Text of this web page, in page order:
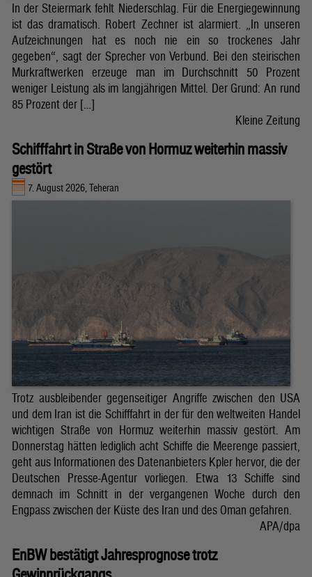
In der Steiermark fehlt Niederschlag. Für die Energiegewinnung
ist das dramatisch. Robert Zechner ist alarmiert. „In unseren
Aufzeichnungen hat es noch nie ein so trockenes Jahr
gegeben“, sagt der Sprecher von Verbund. Bei den steirischen
Murkraftwerken erzeuge man im Durchschnitt 50 Prozent
weniger Leistung als im langjährigen Mittel. Der Grund: An rund
85 Prozent der […]
Kleine Zeitung
Schifffahrt in Straße von Hormuz weiterhin massiv
gestört
7. August 2026, Teheran
Trotz ausbleibender gegenseitiger Angriffe zwischen den USA
und dem Iran ist die Schifffahrt in der für den weltweiten Handel
wichtigen Straße von Hormuz weiterhin massiv gestört. Am
Donnerstag hätten lediglich acht Schiffe die Meerenge passiert,
geht aus Informationen des Datenanbieters Kpler hervor, die der
Deutschen Presse-Agentur vorliegen. Etwa 13 Schiffe sind
demnach im Schnitt in der vergangenen Woche durch den
Engpass zwischen der Küste des Iran und des Oman gefahren.
APA/dpa
EnBW bestätigt Jahresprognose trotz